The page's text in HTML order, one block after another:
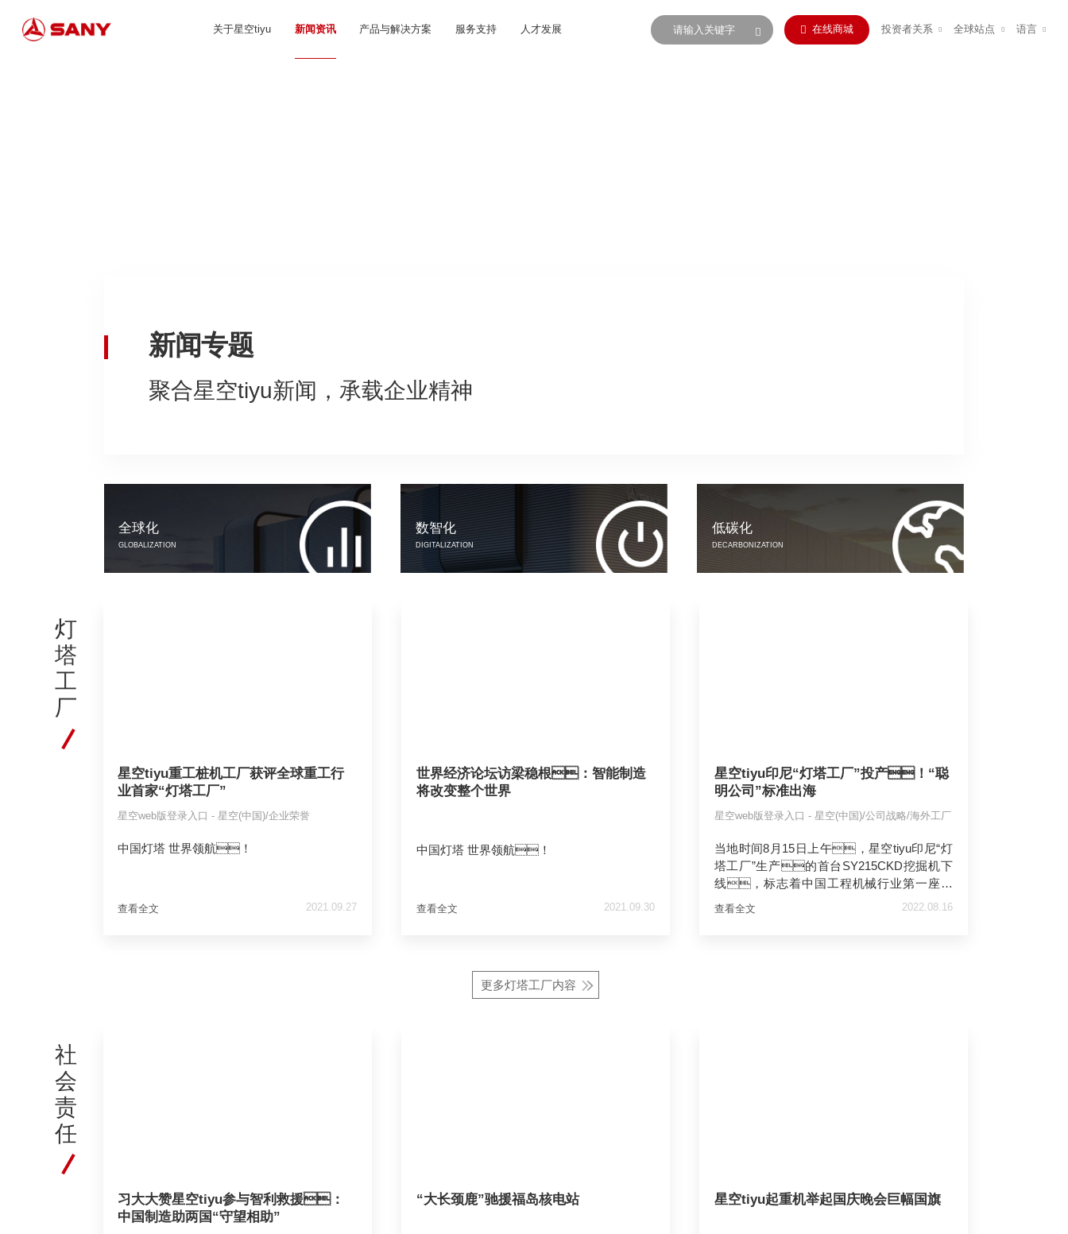
关于星空tiyu 新闻资讯 产品与解决方案 服务支持 人才发展 在线商城 投资者关系 全球站点 语言
新闻专题
聚合星空tiyu新闻，承载企业精神
全球化
GLOBALIZATION
数智化
DIGITALIZATION
低碳化
DECARBONIZATION
灯
塔
工
厂
星空tiyu重工桩机工厂获评全球重工行
业首家“灯塔工厂”
星空web版登录入口 - 星空(中国)/企业荣誉
中国灯塔 世界领航！
查看全文 2021.09.27
世界经济论坛访梁稳根：智能制造
将改变整个世界
中国灯塔 世界领航！
查看全文 2021.09.30
星空tiyu印尼“灯塔工厂”投产！“聪
明公司”标准出海
星空web版登录入口 - 星空(中国)/公司战略/海外工厂
当地时间8月15日上午，星空tiyu印尼“灯
塔工厂”生产的首台SY215CKD挖掘机下
线，标志着中国工程机械行业第一座海
外“灯塔工厂”建成投产，开启了星空tiyu
海外智能制造的新篇章。
查看全文 2022.08.16
更多灯塔工厂内容
社
会
责
任
习大大赞星空tiyu参与智利救援：
中国制造助两国“守望相助”
“大长颈鹿”驰援福岛核电站 星空tiyu起重机举起国庆晚会巨幅国旗